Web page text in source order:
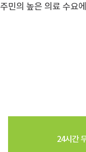
민의 높은 의료 수요
24시간